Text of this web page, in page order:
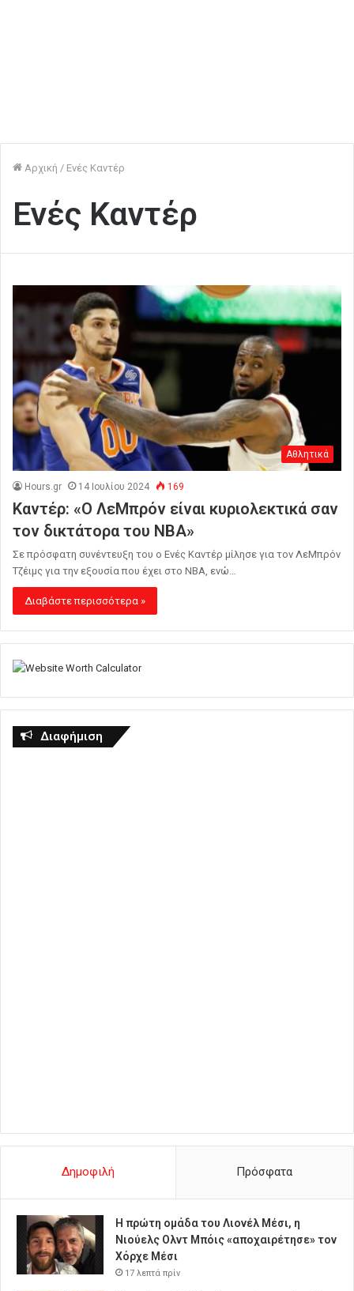
Αρχική / Ενές Καντέρ
Ενές Καντέρ
Αθλητικά
Hours.gr 14 Ιουλίου 2024 169
Καντέρ: «O ΛεΜπρόν είναι κυριολεκτικά σαν
τον δικτάτορα του ΝΒΑ»
Σε πρόσφατη συνέντευξη του ο Ενές Καντέρ μίλησε για τον ΛεΜπρόν
Τζέιμς για την εξουσία που έχει στο NBA, ενώ…
Διαβάστε περισσότερα »
Διαφήμιση
Δημοφιλή Πρόσφατα
Η πρώτη ομάδα του Λιονέλ Μέσι, η
Νιούελς Ολντ Μπόις «αποχαιρέτησε» τον
Χόρχε Μέσι
17 λεπτά πρίν